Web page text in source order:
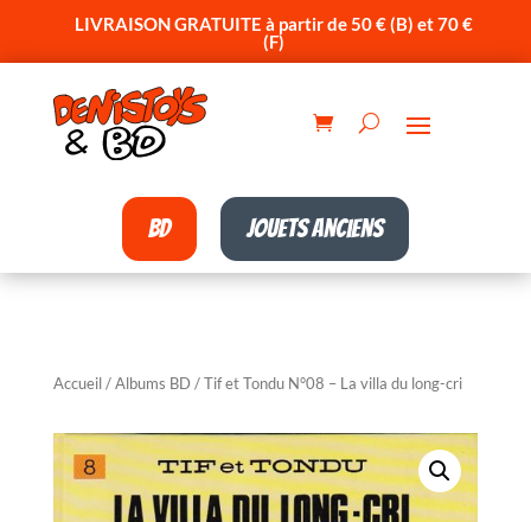
LIVRAISON GRATUITE à partir de 50 € (B) et 70 €
(F)
BD Jouets anciens
Accueil/Albums BD / Tif et Tondu N°08 – La villa du long-cri